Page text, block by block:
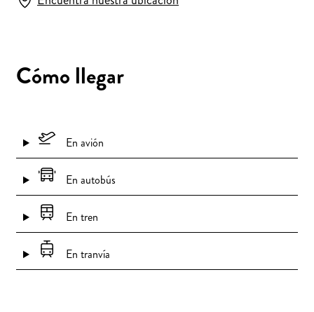
Cómo llegar
En avión
En autobús
En tren
En tranvía